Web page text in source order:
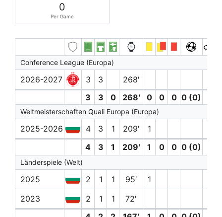
0
Per Game
Conference League (Europa)
2026-2027 3 3
268′
3
3 0 268′ 0 0 0 0 (0)
Weltmeisterschaften Quali Europa (Europa)
2025-2026 4 3 1 209′
1
4
3 1 209′ 1 0 0 0 (0)
Länderspiele (Welt)
2025 2 1 1 95′
1
2023
2 1 1
72′